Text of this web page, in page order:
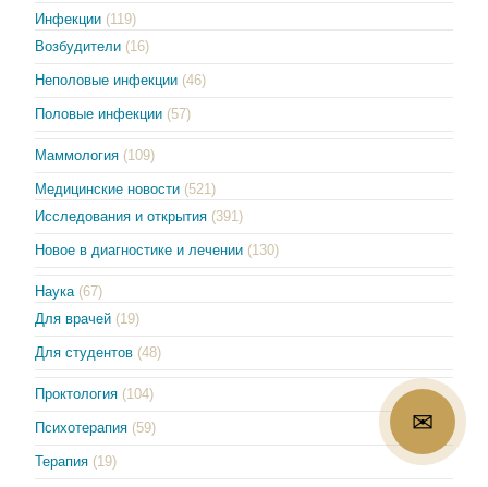
Инфекции (119)
Возбудители (16)
Неполовые инфекции (46)
Половые инфекции (57)
Маммология (109)
Медицинские новости (521)
Исследования и открытия (391)
Новое в диагностике и лечении (130)
Наука (67)
Для врачей (19)
Для студентов (48)
Проктология (104)
Психотерапия (59)
Терапия (19)
✉